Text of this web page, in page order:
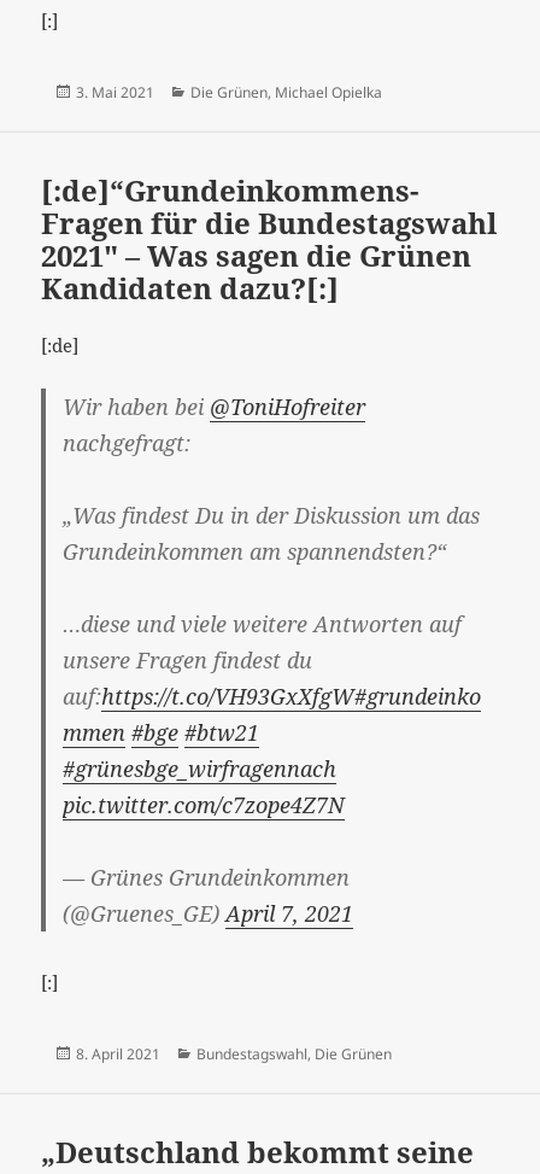
[:]
Veröffentlicht
3. Mai 2021 Kategorien
Die Grünen, Michael Opielka
[:de]“Grundeinkommens-
Fragen für die Bundestagswahl
2021″ – Was sagen die Grünen
Kandidaten dazu?[:]
[:de]
Wir haben bei @ToniHofreiter
nachgefragt:
„Was findest Du in der Diskussion um das
Grundeinkommen am spannendsten?“
…diese und viele weitere Antworten auf
unsere Fragen findest du
auf:https://t.co/VH93GxXfgW#grundeinko
mmen #bge #btw21
#grünesbge_wirfragennach
pic.twitter.com/c7zope4Z7N
— Grünes Grundeinkommen
(@Gruenes_GE)April 7, 2021
[:]
Veröffentlicht
8. April 2021 Kategorien
Bundestagswahl, Die Grünen
„Deutschland bekommt seine